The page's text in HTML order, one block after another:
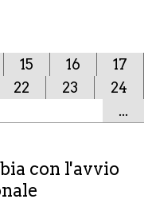
15 16
17
22 23
24
...
con l'avvio